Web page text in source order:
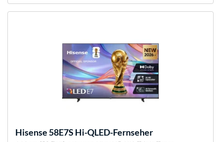
Hisense58E7S Hi-QLED-Fernseher